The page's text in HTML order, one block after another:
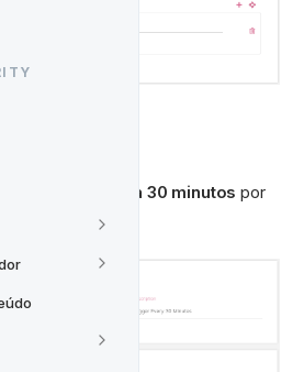
dispare a cada 30 minutos por